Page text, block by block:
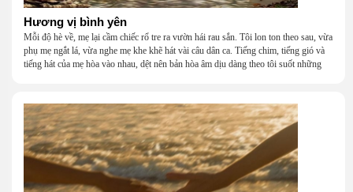
Hương vị bình yên
Mỗi độ hè về, mẹ lại cầm chiếc rổ tre ra vườn hái rau sắn. Tôi lon ton theo sau, vừa
phụ mẹ ngắt lá, vừa nghe mẹ khe khẽ hát vài câu dân ca. Tiếng chim, tiếng gió và
tiếng hát của mẹ hòa vào nhau, dệt nên bản hòa âm dịu dàng theo tôi suốt những